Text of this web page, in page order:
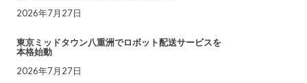
2026年7月27日
東京ミッドタウン八重洲でロボット配送サービスを
本格始動
2026年7月27日